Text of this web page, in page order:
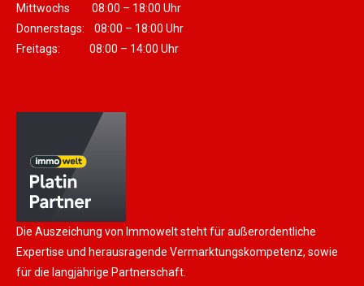
Mittwochs 08:00 – 18:00 Uhr
Donnerstags: 08:00 – 18:00 Uhr
Freitags: 08:00 – 14:00 Uhr
Die Auszeichung von Immowelt steht für außerordentliche
Expertise und herausragende Vermarktungskompetenz, sowie
für die langjährige Partnerschaft.